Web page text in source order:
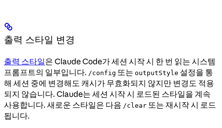
출력 스타일 변경
출력 스타일은 Claude Code가 세션 시작 시 한 번 읽는 시스템
프롬프트의 일부입니다. /config 또는 outputStyle 설정을 통
해 세션 중에 변경해도 캐시가 무효화되지 않지만 변경도 적용
되지 않습니다. Claude는 세션 시작 시 로드된 스타일을 계속
사용합니다. 새로운 스타일은 다음 /clear 또는 재시작 시 로드
됩니다.